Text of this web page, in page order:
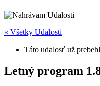
« Všetky Udalosti
Táto udalosť už
Letný program